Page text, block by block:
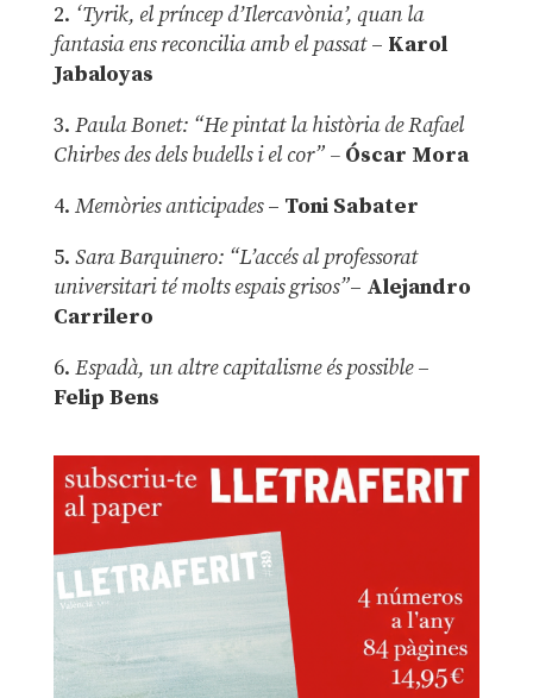
2. ‘Tyrik, el príncep d’Ilercavònia’, quan la
fantasia ens reconcilia amb el passat– Karol
Jabaloyas
3. Paula Bonet: “He pintat la història de Rafael
Chirbes des dels budells i el cor” –Óscar Mora
4. Memòries anticipades– Toni Sabater
5. Sara Barquinero: “L’accés al professorat
universitari té molts espais grisos”– Alejandro
Carrilero
6. Espadà, un altre capitalisme és possible –
Felip Bens